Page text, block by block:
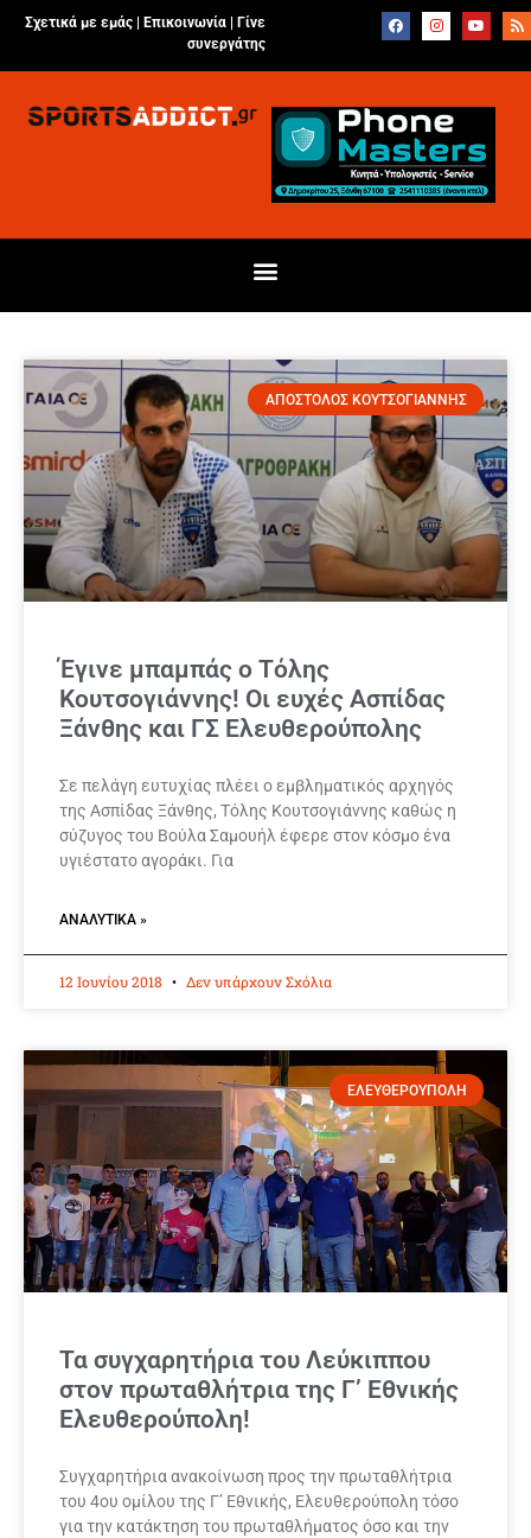
Σχετικά με εμάς | Επικοινωνία
Γίνε
συνεργάτης
ΑΠΟΣΤΟΛΟΣ ΚΟΥΤΣΟΓΙΑΝΝΗΣ
Έγινε μπαμπάς ο Τόλης
Κουτσογιάννης! Οι ευχές Ασπίδας
Ξάνθης και ΓΣ Ελευθερούπολης
Σε πελάγη ευτυχίας πλέει ο εμβληματικός αρχηγός
της Ασπίδας Ξάνθης, Τόλης Κουτσογιάννης καθώς η
σύζυγος του Βούλα Σαμουήλ έφερε στον κόσμο ένα
υγιέστατο αγοράκι. Για
ΑΝΑΛΥΤΙΚΆ »
12 Ιουνίου 2018 Δεν υπάρχουν Σχόλια
ΕΛΕΥΘΕΡΟΥΠΟΛΗ
Τα συγχαρητήρια του Λεύκιππου
στον πρωταθλήτρια της Γ’ Εθνικής
Ελευθερούπολη!
Συγχαρητήρια ανακοίνωση προς την πρωταθλήτρια
του 4ου ομίλου της Γ’ Εθνικής, Ελευθερούπολη τόσο
για την κατάκτηση του πρωταθλήματος όσο και την